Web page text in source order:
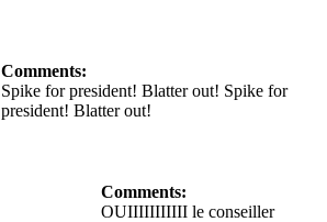
Comments:
Spike for president! Blatter out! Spike for
president! Blatter out!
Comments:
OUIIIIIIIIIII le conseiller